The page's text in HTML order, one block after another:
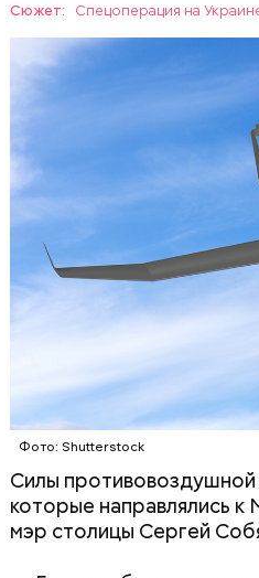
Сюжет: Спецоперация на
Фото: Shutterstock
Силы
которые направлялись
мэр столицы Сергей
В этот же день стало
медучреждению в
получили ранения.